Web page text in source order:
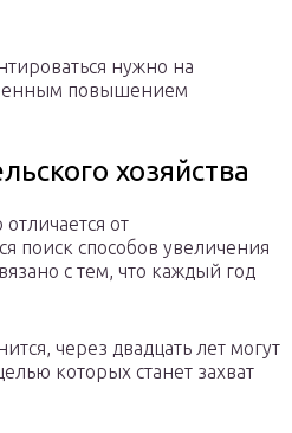
нужно на
повышением
хозяйства
от
поиск способов увеличения
с тем, что каждый год
через двадцать лет могут
которых станет захват